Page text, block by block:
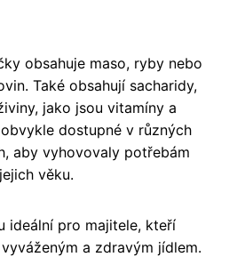
obsahuje maso, ryby nebo
Také obsahují sacharidy,
jako jsou vitamíny a
dostupné v různých
aby vyhovovaly potřebám
věku.
ideální pro majitele, kteří
a zdravým jídlem.